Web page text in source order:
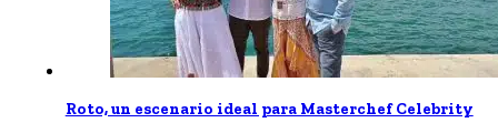
Roto, un escenario ideal para Masterchef Celebrity